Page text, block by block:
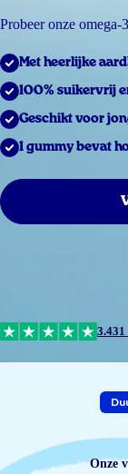
Probeer onze omega-
Met heerlijke
100% suikervrij
Geschikt voor
1 gummy bevat
3.431
Onze